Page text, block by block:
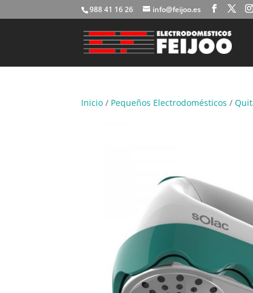
988 41 16 26 info@feijoo.es
Inicio / Pequeños Electrodomésticos /